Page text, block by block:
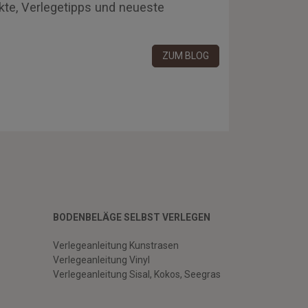
Verlegetipps und neueste
ZUM BLOG
BODENBELÄGE SELBST VERLEGEN
Verlegeanleitung Kunstrasen
Verlegeanleitung Vinyl
Verlegeanleitung Sisal, Kokos, Seegras